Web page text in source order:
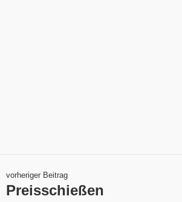
vorheriger Beitrag
Preisschießen